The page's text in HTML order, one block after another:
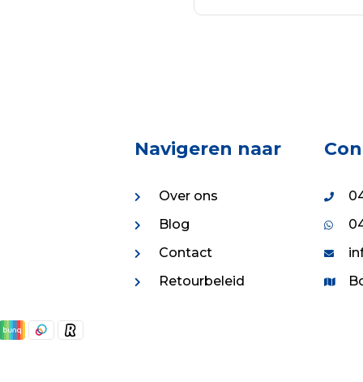
was: is:
WINKELWAGEN
Navigeren naar
Over ons
Blog
Contact
Retourbeleid